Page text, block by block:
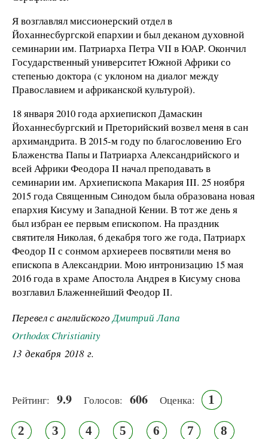
Я возглавлял миссионерский отдел в
Йоханнесбургской епархии и был деканом духовной
семинарии им. Патриарха Петра VII в ЮАР. Окончил
Государственный университет Южной Африки со
степенью доктора (с уклоном на диалог между
Православием и африканской культурой).
18 января 2010 года архиепископ Дамаскин
Йоханнесбургский и Преторийский возвел меня в сан
архимандрита. В 2015-м году по благословению Его
Блаженства Папы и Патриарха Александрийского и
всей Африки Феодора II начал преподавать в
семинарии им. Архиепископа Макария III. 25 ноября
2015 года Священным Синодом была образована новая
епархия Кисуму и Западной Кении. В тот же день я
был избран ее первым епископом. На праздник
святителя Николая, 6 декабря того же года, Патриарх
Феодор II с сонмом архиереев посвятили меня во
епископа в Александрии. Мою интронизацию 15 мая
2016 года в храме Апостола Андрея в Кисуму снова
возглавил Блаженнейший Феодор II.
Перевел с английскогоДмитрий Лапа
Orthodox Christianity
13 декабря 2018 г.
Рейтинг: 9.9 Голосов: 606 Оценка: 1
2 3 4 5 6 7 8